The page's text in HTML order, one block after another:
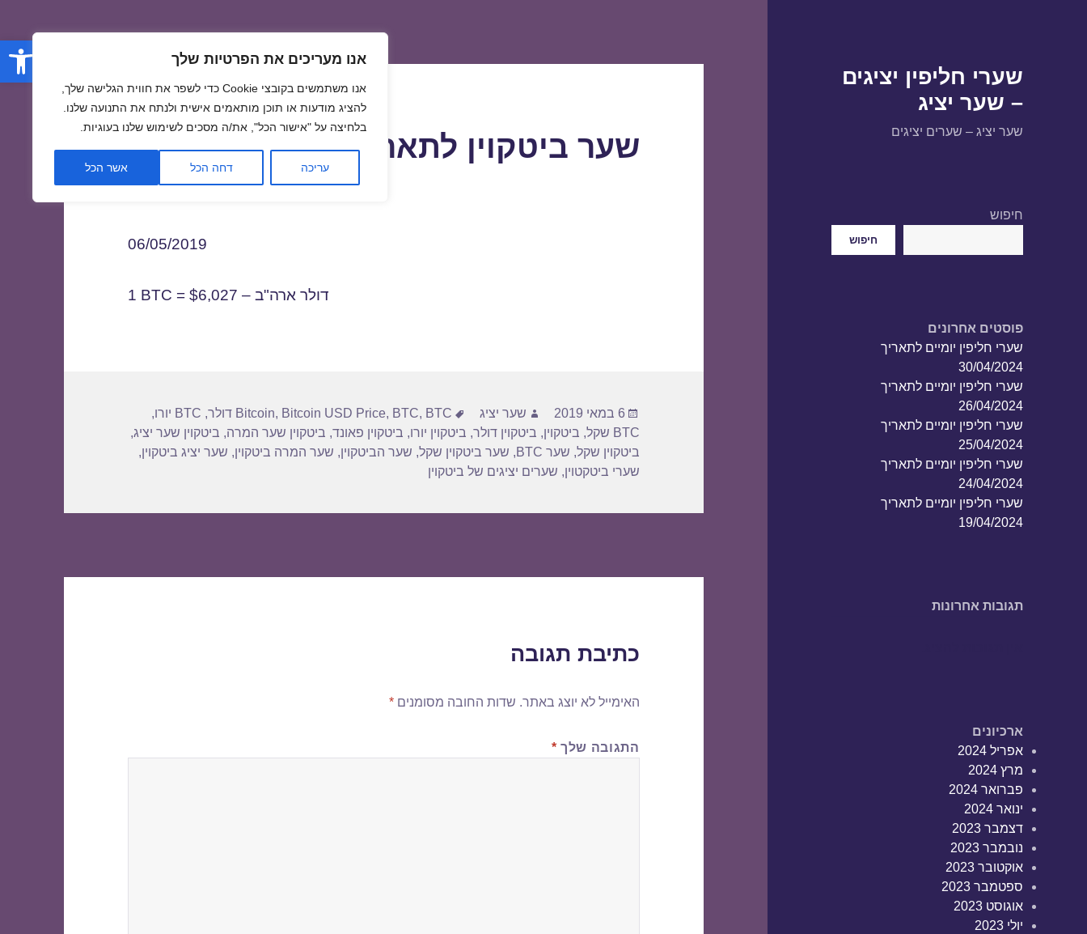
פתח אנו מעריכים את הפרטיות שלך
אנו משתמשים בקובצי Cookie כדי לשפר את חווית הגלישה שלך,
להציג מודעות או תוכן מותאמים אישית ולנתח את התנועה שלנו.
בלחיצה על "אישור הכל", את/ה מסכים לשימוש שלנו בעוגיות.
עריכה דחה הכל אשר הכל
שערי חליפין יציגים
– שער יציג
שער יציג – שערים יציגים
חיפוש
חיפוש
פוסטים אחרונים
שערי חליפין יומיים לתאריך
30/04/2024
שערי חליפין יומיים לתאריך
26/04/2024
שערי חליפין יומיים לתאריך
25/04/2024
שערי חליפין יומיים לתאריך
24/04/2024
שערי חליפין יומיים לתאריך
19/04/2024
תגובות אחרונות
ארכיונים
אפריל 2024
מרץ 2024
פברואר 2024
ינואר 2024
דצמבר 2023
נובמבר 2023
אוקטובר 2023
ספטמבר 2023
אוגוסט 2023
יולי 2023
שער ביטקוין לתאריך 06/05/2019
06/05/2019
1 BTC = $6,027 – דולר ארה"ב
פורסם
בתאריך
6 במאי 2019 מחבר
שער יציג תגיות Bitcoin, Bitcoin USD Price, BTC, BTC דולר , BTC יורו
,
BTC שקל
, ביטקוין, ביטקוין דולר, ביטקוין יורו, ביטקוין פאונד, ביטקוין שער המרה, ביטקוין שער יציג,
ביטקוין שקל, שער BTC , שער ביטקוין שקל, שער הביטקוין, שער המרה ביטקוין, שער יציג ביטקוין,
שערי ביטקטוין, שערים יציגים של ביטקוין
כתיבת תגובה
האימייל לא יוצג באתר. שדות החובה מסומנים*
התגובה שלך *